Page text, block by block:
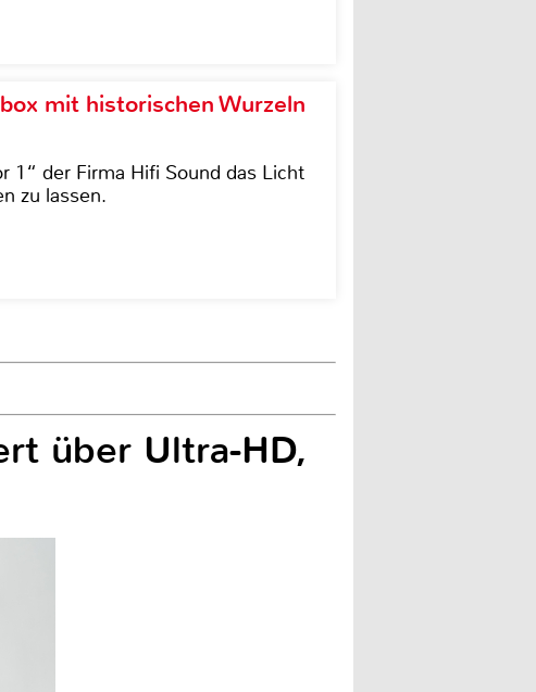
mit historischen Wurzeln
1“ der Firma Hifi Sound das Licht
zu lassen.
über Ultra-HD,